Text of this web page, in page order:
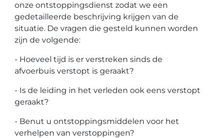
onze ontstoppingsdienst zodat we een
gedetailleerde beschrijving krijgen van de
situatie. De vragen die gesteld kunnen worden
zijn de volgende:
- Hoeveel tijd is er verstreken sinds de
afvoerbuis verstopt is geraakt?
- Is de leiding in het verleden ook eens verstopt
geraakt?
- Benut u ontstoppingsmiddelen voor het
verhelpen van verstoppingen?